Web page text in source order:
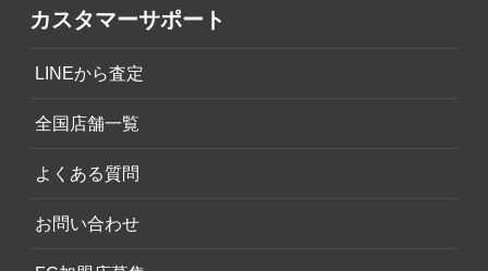
カスタマーサポート
LINEから査定
全国店舗一覧
よくある質問
お問い合わせ